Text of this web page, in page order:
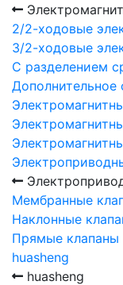
2/2-ходовые
3/2-ходовые
C разделением
Дополнительное
Мембранные
Наклонные
Прямые клапаны
huasheng
huasheng